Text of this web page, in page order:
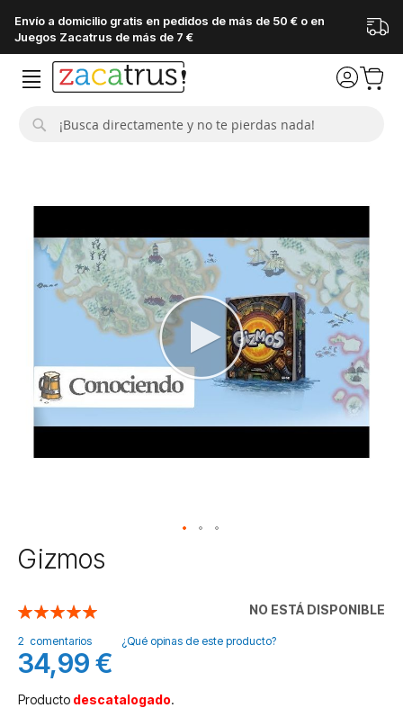
Envío a domicilio gratis en pedidos de más de 50 € o en
Juegos Zacatrus de más de 7 €
galería
imágenes
Saltar
al
de
la
galería
de
imágenes
Gizmos
NO ESTÁ DISPONIBLE
Valoración:
2 comentarios ¿Qué opinas de este producto?
34,99 €
Producto descatalogado.